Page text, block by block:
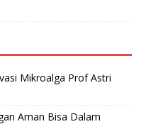
Mikroalga Prof Astri
Aman Bisa Dalam